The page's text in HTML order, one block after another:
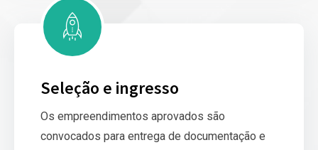
Seleção e ingresso
Os empreendimentos aprovados são
convocados para entrega de documentação e